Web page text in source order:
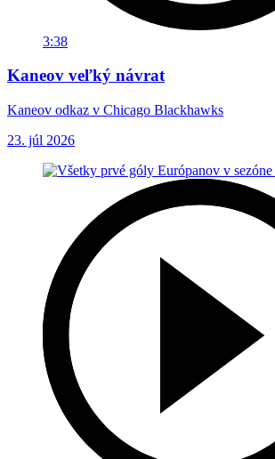
3:38
Kaneov veľký návrat
Kaneov odkaz v Chicago Blackhawks
23. júl 2026